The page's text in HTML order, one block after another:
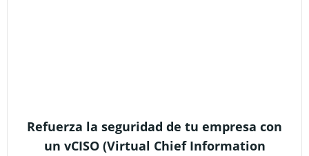
Refuerza la seguridad de tu empresa con
un vCISO (Virtual Chief Information